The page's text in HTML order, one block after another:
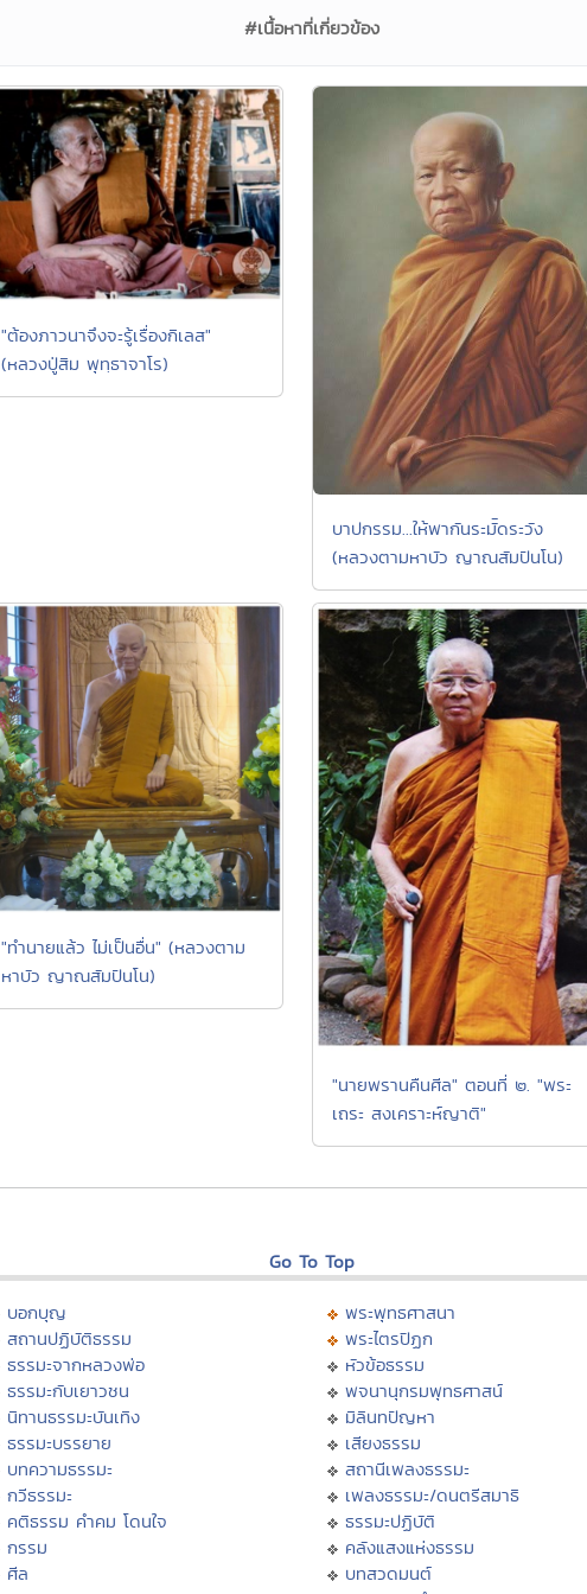
#เนื้อหาที่เกี่ยวข้อง
"ต้องภาวนาจึงจะรู้เรื่องกิเลส"
(หลวงปู่สิม พุทฺธาจาโร)
บาปกรรม...ให้พากันระมััดระวัง
(หลวงตามหาบัว ญาณสัมปันโน)
"ทำนายแล้ว ไม่เป็นอื่น" (หลวงตาม
หาบัว ญาณสัมปันโน)
"นายพรานคืนศีล" ตอนที่ ๒. "พระ
เถระ สงเคราะห์ญาติ"
Go To Top
บอกบุญ
สถานปฏิบัติธรรม
ธรรมะจากหลวงพ่อ
ธรรมะกับเยาวชน
นิทานธรรมะบันเทิง
ธรรมะบรรยาย
บทความธรรมะ
กวีธรรมะ
คติธรรม คำคม โดนใจ
กรรม
ศีล
พระพุทธศาสนา
พระไตรปิฏก
หัวข้อธรรม
พจนานุกรมพุทธศาสน์
มิลินทปัญหา
เสียงธรรม
สถานีเพลงธรรมะ
เพลงธรรมะ/ดนตรีสมาธิ
ธรรมะปฏิบัติ
คลังแสงแห่งธรรม
บทสวดมนต์